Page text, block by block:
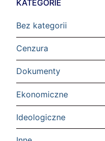
KATEGORIE
Bez kategorii
Cenzura
Dokumenty
Ekonomiczne
Ideologiczne